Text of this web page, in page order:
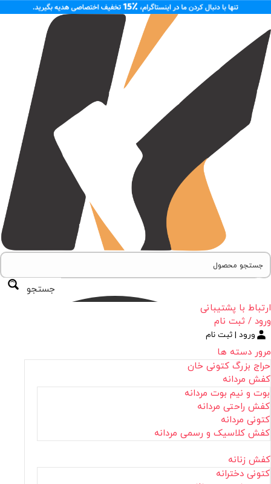
جستجو
ارتباط با پشتیبانی
ورود / ثبت نام
ورود | ثبت نام
مرور دسته ها
حراج بزرگ کتونی خان
کفش مردانه
بوت و نیم بوت مردانه
کفش راحتی مردانه
کتونی مردانه
کفش کلاسیک و رسمی مردانه
کفش زنانه
کتونی دخترانه